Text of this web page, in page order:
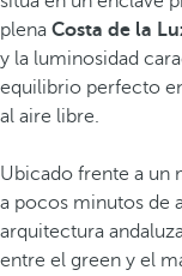
plena Costa de la
y la luminosidad
equilibrio perfecto
al aire libre.
Ubicado frente a un
a pocos minutos de
arquitectura
entre el green y el